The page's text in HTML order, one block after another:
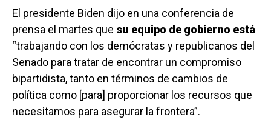
El presidente Biden dijo en una conferencia de
prensa el martes que su equipo de gobierno está
“trabajando con los demócratas y republicanos del
Senado para tratar de encontrar un compromiso
bipartidista, tanto en términos de cambios de
política como [para] proporcionar los recursos que
necesitamos para asegurar la frontera”.